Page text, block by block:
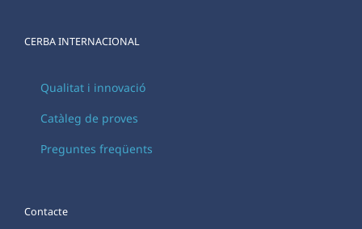
CERBA INTERNACIONAL
Qualitat i innovació
Catàleg de proves
Preguntes freqüents
Contacte